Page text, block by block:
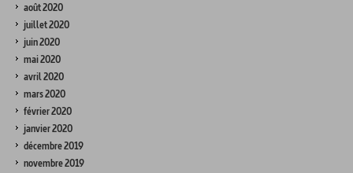
août 2020
juillet 2020
juin 2020
mai 2020
avril 2020
mars 2020
février 2020
janvier 2020
décembre 2019
novembre 2019